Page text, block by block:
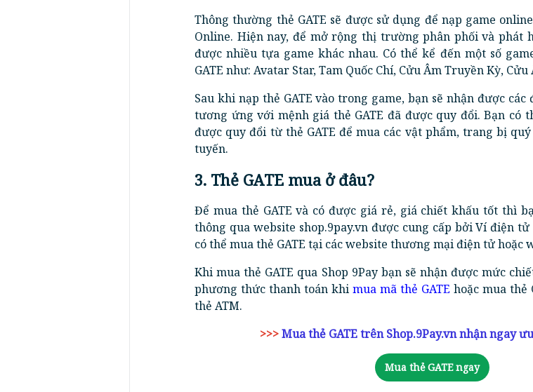
Thông thường thẻ GATE sẽ được sử dụng để nạp game
Online. Hiện nay, để mở rộng thị trường phân phối và phát
được nhiều tựa game khác nhau. Có thể kể đến một số
GATE như: Avatar Star, Tam Quốc Chí, Cửu Âm Truyền Kỳ,
Sau khi nạp thẻ GATE vào trong game, bạn sẽ nhận được
tương ứng với mệnh giá thẻ GATE đã được quy đổi. Bạn có
được quy đổi từ thẻ GATE để mua các vật phẩm, trang bị
tuyến.
3. Thẻ GATE mua ở đâu?
Để mua thẻ GATE và có được giá rẻ, giá chiết khấu tốt thì
thông qua website shop.9pay.vn được cung cấp bởi Ví điện
có thể mua thẻ GATE tại các website thương mại điện tử hoặc
Khi mua thẻ GATE qua Shop 9Pay bạn sẽ nhận được mức
phương thức thanh toán khi mua mã thẻ GATE hoặc mua thẻ
thẻ ATM.
>>>Mua thẻ GATE trên Shop.9Pay.vn nhận ngay
Mua thẻ GATE ngay